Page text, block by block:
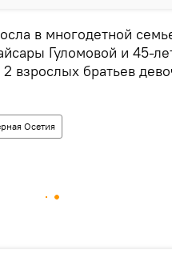
в многодетной
Гуломовой и 45-
взрослых братьев
Осетия